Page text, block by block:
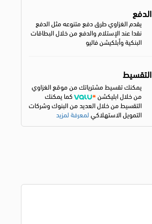
الدفع
يقدم الغزاوي طرق دفع متنوعه مثل الدفع
نقدا عند الإستلام والدفع من خلال البطاقات
البنكية وأبلكيشن فاليو
التقسيط
يمكنك تقسيط مشترياتك من موقع الغزاوي
من خلال ابليكشن
كما يمكنك
التقسيط من خلال العديد من البنوك وشركات
التمويل الاستهلاكيلمعرفة لمزيد